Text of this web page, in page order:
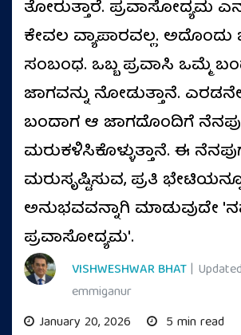
ತೋರುತ್ತಾರೆ. ಪ್ರವಾಸೋದ್ಯಮ
ಕೇವಲ ವ್ಯಾಪಾರವಲ್ಲ. ಅದೊಂದು
ಸಂಬಂಧ. ಒಬ್ಬ ಪ್ರವಾಸಿ ಒಮ್ಮೆ
ಜಾಗವನ್ನು ನೋಡುತ್ತಾನೆ.
ಬಂದಾಗ ಆ ಜಾಗದೊಂದಿಗೆ
ಮರುಕಳಿಸಿಕೊಳ್ಳುತ್ತಾನೆ. ಈ
ಮರುಸೃಷ್ಟಿಸುವ, ಪ್ರತಿ
ಅನುಭವವನ್ನಾಗಿ ಮಾಡುವುದೇ
ಪ್ರವಾಸೋದ್ಯಮ'.
VISHWESHWAR BHAT|
emmiganur
January 20, 2026
5 min read